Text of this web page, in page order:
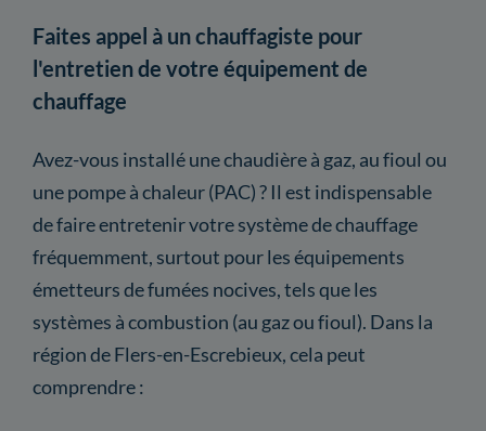
Faites appel à un chauffagiste pour
l'entretien de votre équipement de
chauffage
Avez-vous installé une chaudière à gaz, au fioul ou
une pompe à chaleur (PAC) ? Il est indispensable
de faire entretenir votre système de chauffage
fréquemment, surtout pour les équipements
émetteurs de fumées nocives, tels que les
systèmes à combustion (au gaz ou fioul). Dans la
région de Flers-en-Escrebieux, cela peut
comprendre :